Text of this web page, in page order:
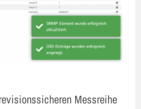
Messreihe